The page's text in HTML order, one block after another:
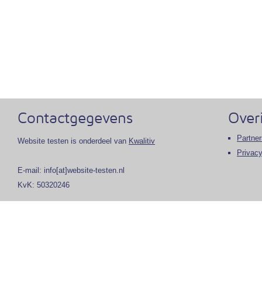
Contactgegevens
Website testen is onderdeel van Kwalitiv
E-mail: info[at]website-testen.nl
KvK: 50320246